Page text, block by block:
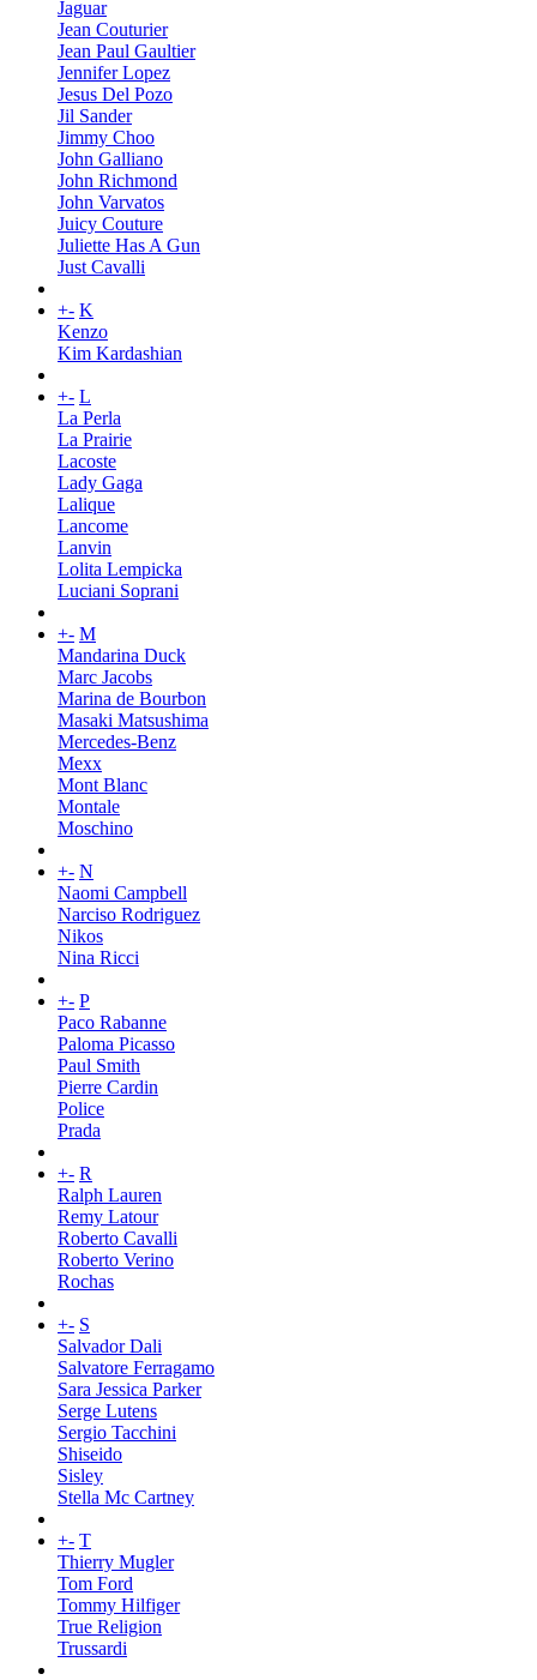
Jaguar
Jean Couturier
Jean Paul Gaultier
Jennifer Lopez
Jesus Del Pozo
Jil Sander
Jimmy Choo
John Galliano
John Richmond
John Varvatos
Juicy Couture
Juliette Has A Gun
Just Cavalli
+- K
Kenzo
Kim Kardashian
+- L
La Perla
La Prairie
Lacoste
Lady Gaga
Lalique
Lancome
Lanvin
Lolita Lempicka
Luciani Soprani
+- M
Mandarina Duck
Marc Jacobs
Marina de Bourbon
Masaki Matsushima
Mercedes-Benz
Mexx
Mont Blanc
Montale
Moschino
+- N
Naomi Campbell
Narciso Rodriguez
Nikos
Nina Ricci
+- P
Paco Rabanne
Paloma Picasso
Paul Smith
Pierre Cardin
Police
Prada
+- R
Ralph Lauren
Remy Latour
Roberto Cavalli
Roberto Verino
Rochas
+- S
Salvador Dali
Salvatore Ferragamo
Sara Jessica Parker
Serge Lutens
Sergio Tacchini
Shiseido
Sisley
Stella Mc Cartney
+- T
Thierry Mugler
Tom Ford
Tommy Hilfiger
True Religion
Trussardi